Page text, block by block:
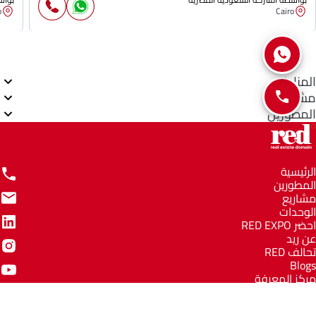
Cairo
المناطق
مشاريع
المطورين
الرئيسية
المطورين
مشاريع
الوحدات
احضر RED EXPO
عن ريد
تحالف RED
Blogs
مركز المعرفة